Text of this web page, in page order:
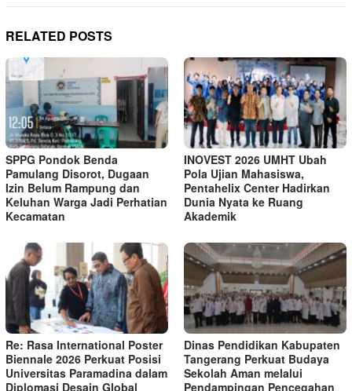
RELATED POSTS
SPPG Pondok Benda
Pamulang Disorot, Dugaan
Izin Belum Rampung dan
Keluhan Warga Jadi Perhatian
Kecamatan
INOVEST 2026 UMHT Ubah
Pola Ujian Mahasiswa,
Pentahelix Center Hadirkan
Dunia Nyata ke Ruang
Akademik
Re: Rasa International Poster
Biennale 2026 Perkuat Posisi
Universitas Paramadina dalam
Diplomasi Desain Global
Dinas Pendidikan Kabupaten
Tangerang Perkuat Budaya
Sekolah Aman melalui
Pendampingan Pencegahan